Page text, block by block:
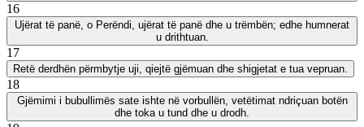
16
Ujërat të panë, o Perëndi, ujërat të panë dhe u trëmbën; edhe humnerat
u drithtuan.
17
Retë derdhën përmbytje uji, qiejtë gjëmuan dhe shigjetat e tua vepruan.
18
Gjëmimi i bubullimës sate ishte në vorbullën, vetëtimat ndriçuan botën
dhe toka u tund dhe u drodh.